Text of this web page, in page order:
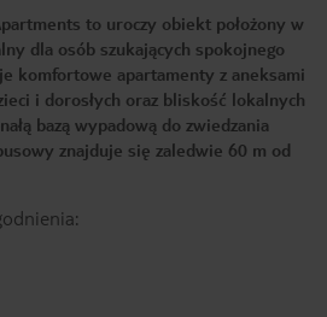
to uroczy obiekt położony w
dla osób szukających spokojnego
komfortowe apartamenty z aneksami
i dorosłych oraz bliskość lokalnych
bazą wypadową do zwiedzania
znajduje się zaledwie 60 m od